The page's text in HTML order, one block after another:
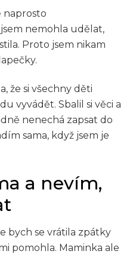
naprosto
nemohla udělat,
Proto jsem nikam
že si všechny děti
vyvádět. Sbalil si věci a
nenechá zapsat do
sama, když jsem je
a nevím,
bych se vrátila zpátky
pomohla. Maminka ale